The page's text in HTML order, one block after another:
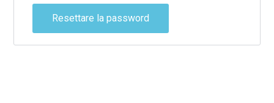
Resettare la password